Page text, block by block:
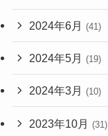
2024年6月 (41)
2024年5月 (19)
2024年3月 (10)
2023年10月 (31)